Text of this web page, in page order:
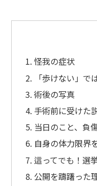
怪我の症状
「歩けない」で
術後の写真
手術前に受けた
当日のこと、負
自身の体力限界
這ってでも！選
公開を躊躇った